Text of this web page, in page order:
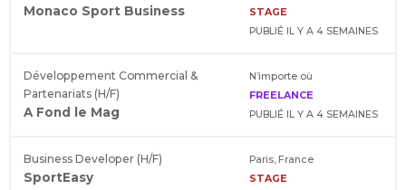
Monaco Sport Business
STAGE
PUBLIÉ IL Y A 4 SEMAINES
Développement Commercial &
Partenariats (H/F)
A Fond le Mag
N’importe où
FREELANCE
PUBLIÉ IL Y A 4 SEMAINES
Business Developer (H/F)
SportEasy
Paris, France
STAGE